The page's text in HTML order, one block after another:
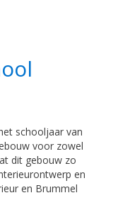
schooljaar van
voor zowel
dit gebouw zo
en
en Brummel